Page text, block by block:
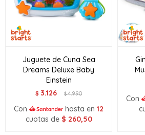
Juguete de Cuna Sea
Dreams Deluxe Baby
Einstein
$ 3.126 $4.990
Con hasta en 12
cuotas de $ 260,50
Con